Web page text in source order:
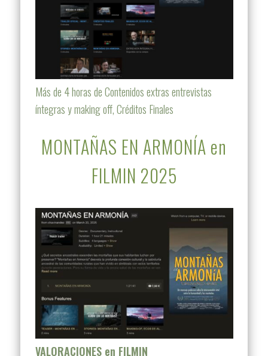
Más de 4 horas de Contenidos extras entrevistas
íntegras y making off, Créditos Finales
MONTAÑAS EN ARMONÍA en
FILMIN 2025
VALORACIONES en FILMIN